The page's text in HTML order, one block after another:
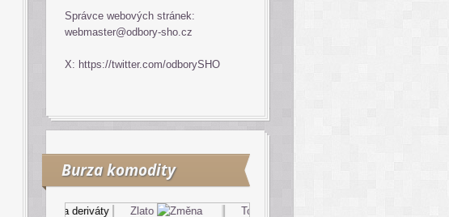
Správce webových stránek:
webmaster@odbory-sho.cz
X: https://twitter.com/odborySHO
Burza komodity
Komodity a deriváty Zlato Topný olej